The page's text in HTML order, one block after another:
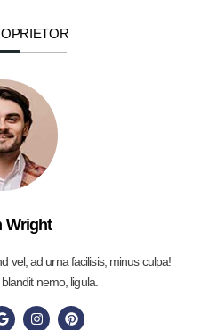
Wright
vel, ad urna facilisis, minus culpa!
nemo, ligula.